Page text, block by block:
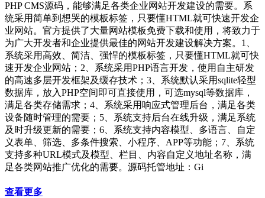
PHP CMS源码，能够满足各类企业网站开发建设的需要。系
统采用简单到想哭的模板标签，只要懂HTML就可快速开发企
业网站。官方提供了大量网站模板免费下载和使用，将致力于
为广大开发者和企业提供最佳的网站开发建设解决方案。1、
系统采用高效、简洁、强悍的模板标签，只要懂HTML就可快
速开发企业网站；2、系统采用PHP语言开发，使用自主研发
的高速多层开发框架及缓存技术；3、系统默认采用sqlite轻型
数据库，放入PHP空间即可直接使用，可选mysql等数据库，
满足各类存储需求；4、系统采用响应式管理后台，满足各类
设备随时管理的需要；5、系统支持后台在线升级，满足系统
及时升级更新的需要；6、系统支持内容模型、多语言、自定
义表单、筛选、多条件搜索、小程序、APP等功能；7、系统
支持多种URL模式及模型、栏目、内容自定义地址名称，满
足各类网站推广优化的需要。源码托管地址：Gi
查看更多